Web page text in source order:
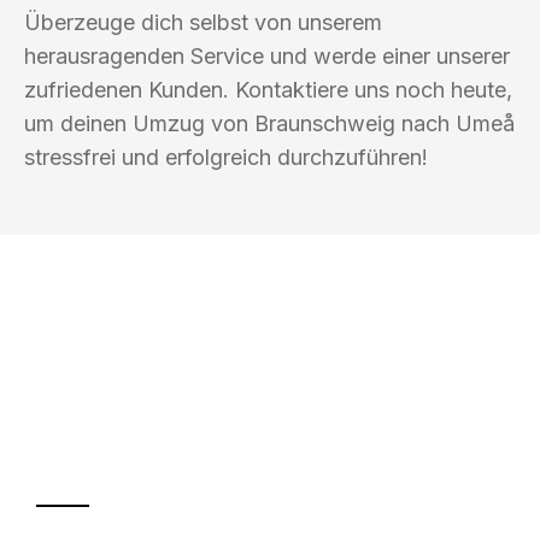
Überzeuge dich selbst von unserem
herausragenden Service und werde einer unserer
zufriedenen Kunden. Kontaktiere uns noch heute,
um deinen Umzug von Braunschweig nach Umeå
stressfrei und erfolgreich durchzuführen!